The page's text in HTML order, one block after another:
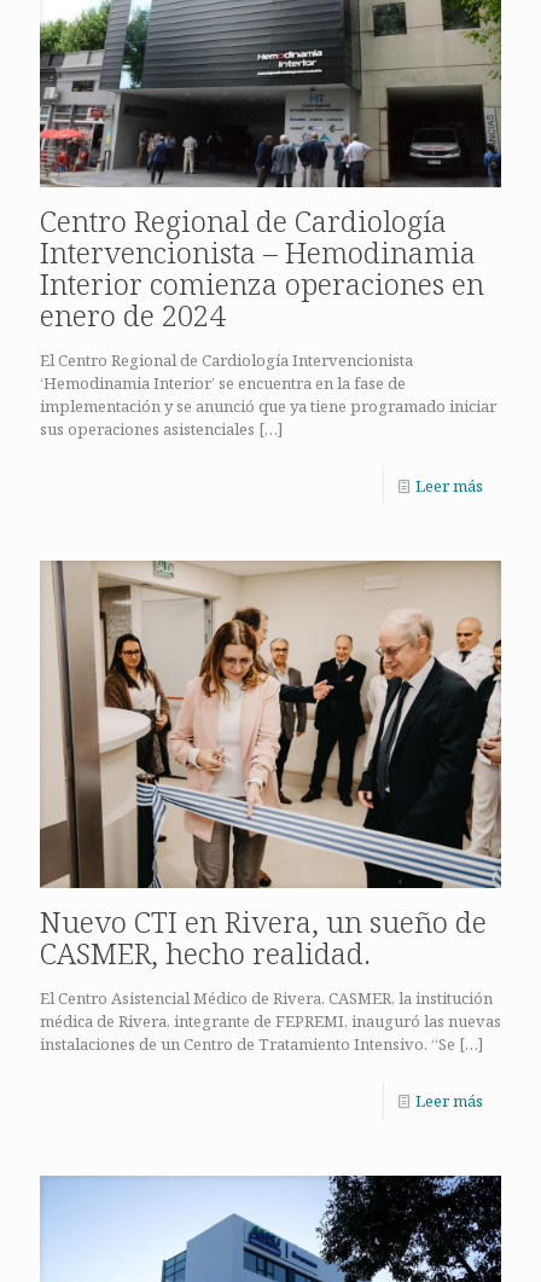
Centro Regional de Cardiología
Intervencionista – Hemodinamia
Interior comienza operaciones en
enero de 2024
El Centro Regional de Cardiología Intervencionista
‘Hemodinamia Interior’ se encuentra en la fase de
implementación y se anunció que ya tiene programado iniciar
sus operaciones asistenciales […]
Leer más
Nuevo CTI en Rivera, un sueño de
CASMER, hecho realidad.
El Centro Asistencial Médico de Rivera, CASMER, la institución
médica de Rivera, integrante de FEPREMI, inauguró las nuevas
instalaciones de un Centro de Tratamiento Intensivo. “Se […]
Leer más